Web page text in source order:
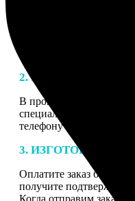
Нажмите «Сделать
загрузите
2. МАКЕТ
В процессе подготовки
специалисты могут
телефону или email для
3. ИЗГОТОВЛЕНИЕ
Оплатите заказ
получите
Когда отправим заказ